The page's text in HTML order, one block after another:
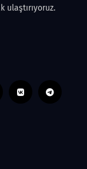
ulaştırıyoruz.